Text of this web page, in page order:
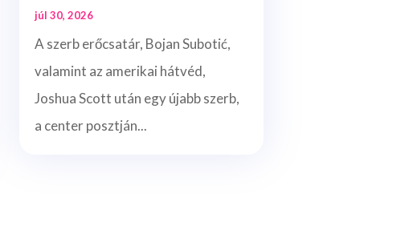
júl 30, 2026
A szerb erőcsatár, Bojan Subotić,
valamint az amerikai hátvéd,
Joshua Scott után egy újabb szerb,
a center posztján...